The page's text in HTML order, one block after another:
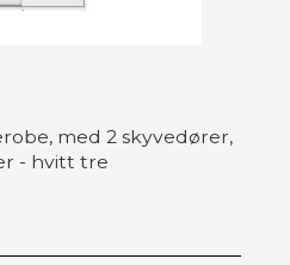
med 2 skyvedører,
- hvitt tre